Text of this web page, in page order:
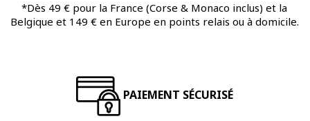
*Dès 49 € pour la France (Corse & Monaco inclus) et la
Belgique et 149 € en Europe en points relais ou à domicile.
PAIEMENT SÉCURISÉ